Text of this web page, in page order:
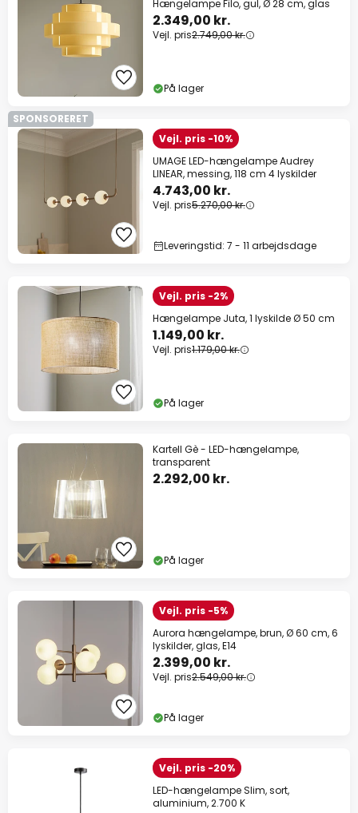
Hængelampe Filo, gul, Ø 28 cm, glas
2.349,00 kr.
Vejl. pris2.749,00 kr.
På lager
SPONSORERET
Vejl. pris -10%
UMAGE LED-hængelampe Audrey
LINEAR, messing, 118 cm 4 lyskilder
4.743,00 kr.
Vejl. pris5.270,00 kr.
Leveringstid: 7 - 11 arbejdsdage
Vejl. pris -2%
Hængelampe Juta, 1 lyskilde Ø 50 cm
1.149,00 kr.
Vejl. pris1.179,00 kr.
På lager
Kartell Gè - LED-hængelampe,
transparent
2.292,00 kr.
På lager
Vejl. pris -5%
Aurora hængelampe, brun, Ø 60 cm, 6
lyskilder, glas, E14
2.399,00 kr.
Vejl. pris2.549,00 kr.
På lager
Vejl. pris -20%
LED-hængelampe Slim, sort,
aluminium, 2.700 K